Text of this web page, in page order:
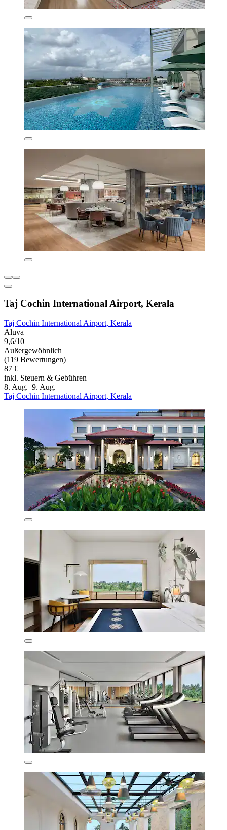
Taj Cochin International Airport, Kerala
Taj Cochin International Airport, Kerala
Aluva
9,6/10
Außergewöhnlich
(119 Bewertungen)
87 €
inkl. Steuern & Gebühren
8. Aug.–9. Aug.
Taj Cochin International Airport, Kerala